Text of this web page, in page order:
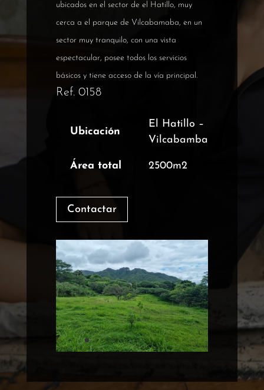
ubicados en el sector de el Hatillo, muy
cerca a el parque de Vilcabamaba, en un
sector muy tranquilo, con una vista
espectacular, posee todos los servicios
básicos y tiene acceso de la vía principal.
Ref. 0158
Ubicación
El Hatillo –
Vilcabamba
Área total 2500m2
Contactar